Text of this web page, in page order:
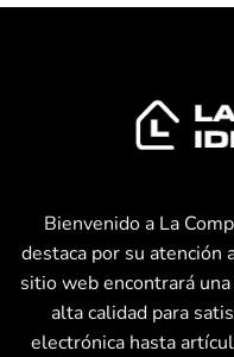
Bienvenido a La
destaca por su atención
sitio web encontrará
alta calidad para
electrónica hasta